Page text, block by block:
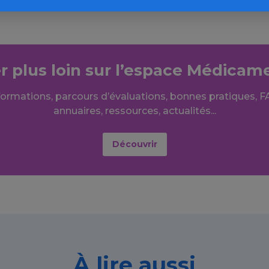
plus loin sur l’espace
parcours d’évaluations, bonnes pratiques,
annuaires, ressources, actualités...
Découvrir